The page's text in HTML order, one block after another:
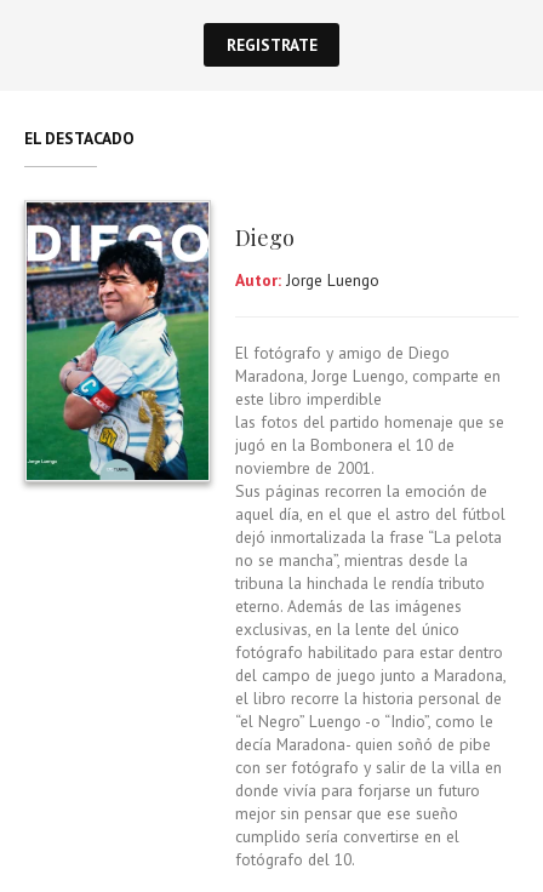
REGISTRATE
EL DESTACADO
Diego
Autor: Jorge Luengo
El fotógrafo y amigo de Diego
Maradona, Jorge Luengo, comparte en
este libro imperdible
las fotos del partido homenaje que se
jugó en la Bombonera el 10 de
noviembre de 2001.
Sus páginas recorren la emoción de
aquel día, en el que el astro del fútbol
dejó inmortalizada la frase “La pelota
no se mancha”, mientras desde la
tribuna la hinchada le rendía tributo
eterno. Además de las imágenes
exclusivas, en la lente del único
fotógrafo habilitado para estar dentro
del campo de juego junto a Maradona,
el libro recorre la historia personal de
“el Negro” Luengo -o “Indio”, como le
decía Maradona- quien soñó de pibe
con ser fotógrafo y salir de la villa en
donde vivía para forjarse un futuro
mejor sin pensar que ese sueño
cumplido sería convertirse en el
fotógrafo del 10.